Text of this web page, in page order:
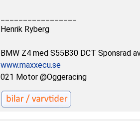
Henrik Ryberg
BMW Z4 med S55B30 DCT Sponsrad
www.maxxecu.se
021 Motor @Oggeracing